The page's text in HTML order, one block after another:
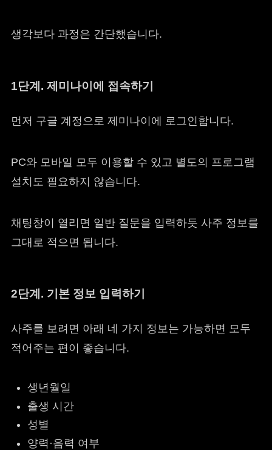
생각보다 과정은 간단했습니다.
1단계. 제미나이에 접속하기
먼저 구글 계정으로 제미나이에 로그인합니다.
PC와 모바일 모두 이용할 수 있고 별도의 프로그램
설치도 필요하지 않습니다.
채팅창이 열리면 일반 질문을 입력하듯 사주 정보를
그대로 적으면 됩니다.
2단계. 기본 정보 입력하기
사주를 보려면 아래 네 가지 정보는 가능하면 모두
적어주는 편이 좋습니다.
생년월일
출생 시간
성별
양력·음력 여부